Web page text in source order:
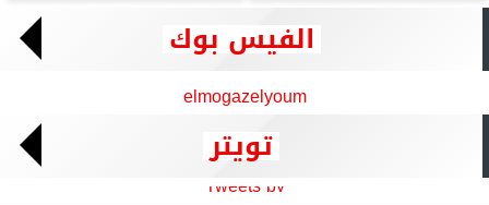
الفيس بوك
elmogazelyoum
تويتر
Tweets by